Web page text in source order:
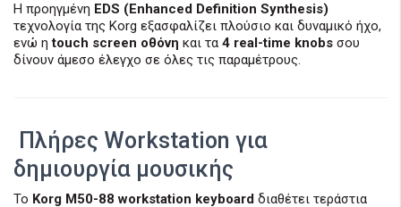
Η προηγμένη EDS (Enhanced Definition Synthesis)
τεχνολογία της Korg εξασφαλίζει πλούσιο και δυναμικό ήχο,
ενώ ηtouch screen οθόνη και τα 4 real-time knobs σου
δίνουν άμεσο έλεγχο σε όλες τις παραμέτρους.
Πλήρες Workstation για
δημιουργία μουσικής
Το Korg M50-88 workstation keyboard διαθέτει τεράστια